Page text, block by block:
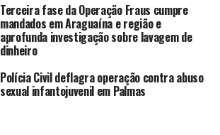
Terceira fase da Operação Fraus cumpre
mandados em Araguaína e região e
aprofunda investigação sobre lavagem de
dinheiro
Polícia Civil deflagra operação contra abuso
sexual infantojuvenil em Palmas